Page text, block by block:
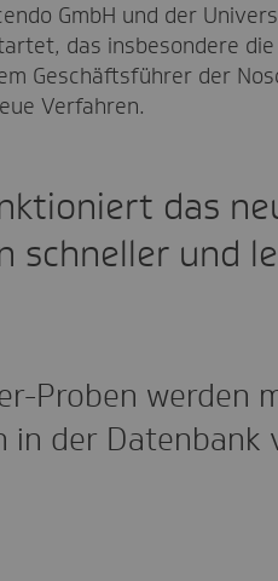
GmbH und der
das insbesondere
Geschäftsführer der
Verfahren.
das
schneller und
Proben werden
in der